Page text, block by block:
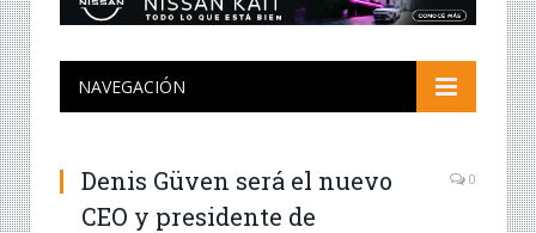
NAVEGACIÓN
Denis Güven será el nuevo
CEO y presidente de
0